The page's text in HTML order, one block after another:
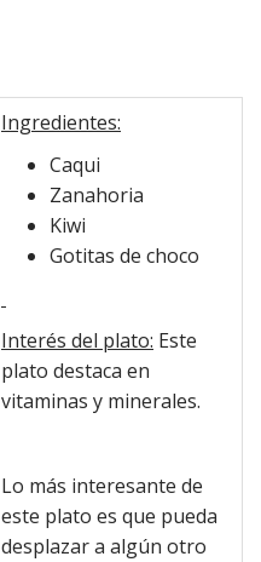
Ingredientes:
Caqui
Zanahoria
Kiwi
Gotitas de choco
Interés del plato: Este
plato destaca en
vitaminas y minerales.
Lo más interesante de
este plato es que pueda
desplazar a algún otro